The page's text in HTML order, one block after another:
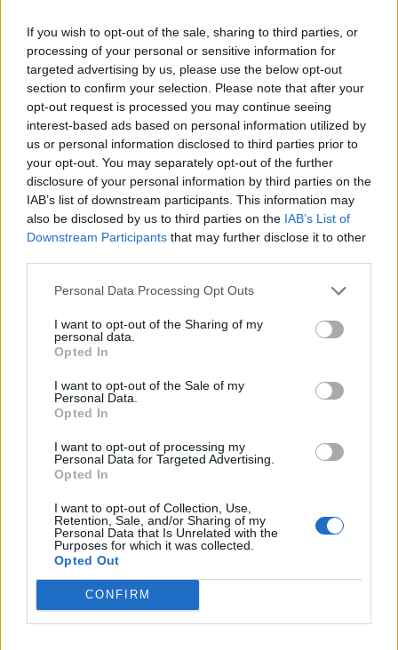
If you wish to opt-out of the sale, sharing to third parties, or
processing of your personal or sensitive information for
targeted advertising by us, please use the below opt-out
section to confirm your selection. Please note that after your
opt-out request is processed you may continue seeing
interest-based ads based on personal information utilized by
us or personal information disclosed to third parties prior to
your opt-out. You may separately opt-out of the further
disclosure of your personal information by third parties on the
IAB’s list of downstream participants. This information may
also be disclosed by us to third parties on the IAB’s List of
Downstream Participants that may further disclose it to other
Personal Data Processing Opt Outs
I want to opt-out of the Sharing of my
personal data.
Opted In
I want to opt-out of the Sale of my
Personal Data.
Opted In
I want to opt-out of processing my
Personal Data for Targeted Advertising.
Opted In
I want to opt-out of Collection, Use,
Retention, Sale, and/or Sharing of my
Personal Data that Is Unrelated with the
Purposes for which it was collected.
Opted Out
CONFIRM
κρατούν το GPS στη θέση του
28.01.26
Η Gladys West έθεσε τις βάσεις του σύγχρονου GPS,
μετατρέποντας δορυφορικά δεδομένα, υπομονή και καθαρά
μαθηματικά σε παγκόσμια ακρίβεια.
Ιστορίες
Ο Αργύρης, τώρα, χαμογελά…
Μια ηχογραφία του Αργύρη Ζήλου.